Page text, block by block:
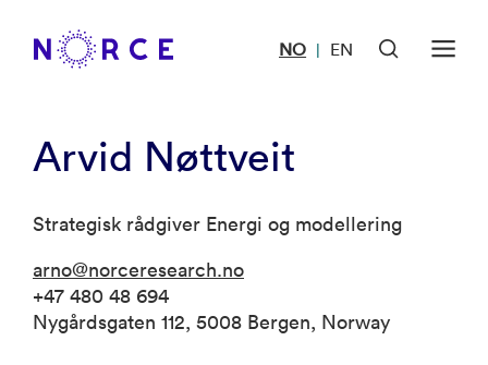
NO | EN
Arvid Nøttveit
Strategisk rådgiver Energi og modellering
arno@norceresearch.no
+47 480 48 694
Nygårdsgaten 112, 5008 Bergen, Norway